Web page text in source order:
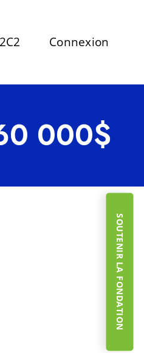
SOUTENIR LA FONDATION
Connexion
000$